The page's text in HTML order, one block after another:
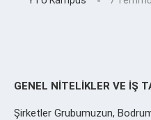
GENEL NİTELİKLER VE İŞ
Şirketler Grubumuzun,